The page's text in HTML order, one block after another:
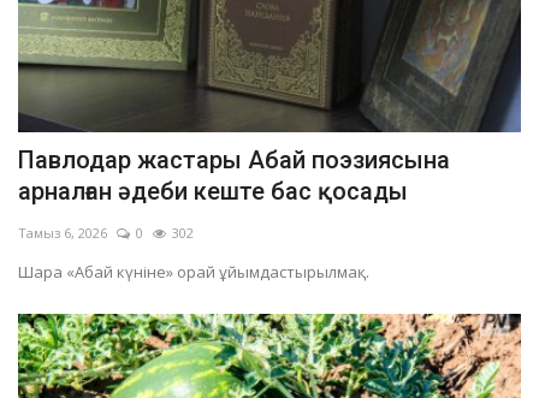
Павлодар жастары Абай поэзиясына
арналған әдеби кеште бас қосады
Тамыз 6, 2026 0 302
Шара «Абай күніне» орай ұйымдастырылмақ.